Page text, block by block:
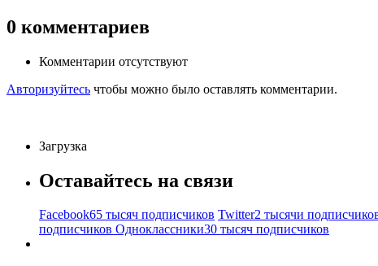
0 комментариев
Комментарии отсутствуют
Авторизуйтесь чтобы можно было оставлять комментарии.
Загрузка
Оставайтесь на связи
Facebook65 тысяч подписчиков Twitter2 тысячи
подписчиков Одноклассники30 тысяч подписчиков